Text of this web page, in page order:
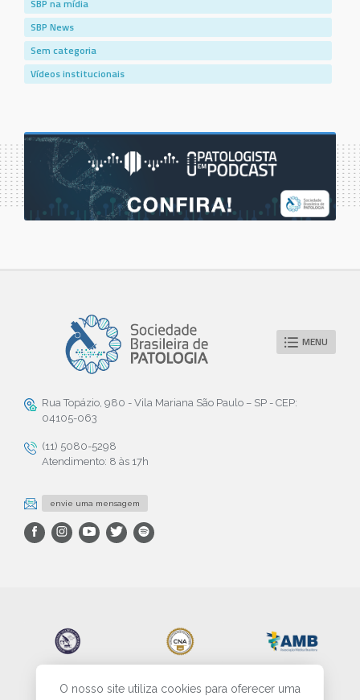
O nosso site utiliza cookies para oferecer uma
SBP na mídia
SBP News
Sem categoria
Vídeos institucionais
MENU
Rua Topázio, 980 - Vila Mariana São Paulo – SP - CEP:
04105-063
(11) 5080-5298
Atendimento: 8 às 17h
envie uma mensagem